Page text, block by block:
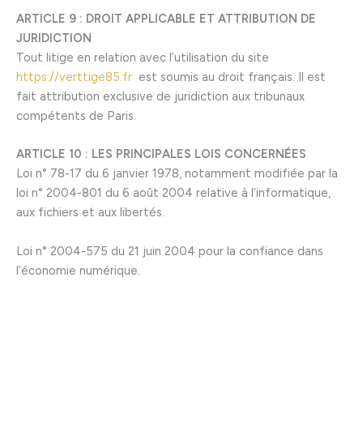
ARTICLE 9 : DROIT APPLICABLE ET ATTRIBUTION DE
JURIDICTION
Tout litige en relation avec l’utilisation du site
https://verttige85.fr est soumis au droit français. Il est
fait attribution exclusive de juridiction aux tribunaux
compétents de Paris.
ARTICLE 10 : LES PRINCIPALES LOIS CONCERNÉES
Loi n° 78-17 du 6 janvier 1978, notamment modifiée par la
loi n° 2004-801 du 6 août 2004 relative à l’informatique,
aux fichiers et aux libertés.
Loi n° 2004-575 du 21 juin 2004 pour la confiance dans
l’économie numérique.